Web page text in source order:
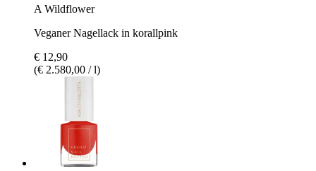
A Wildflower
Veganer Nagellack in korallpink
€ 12,90
(€ 2.580,00 / l)